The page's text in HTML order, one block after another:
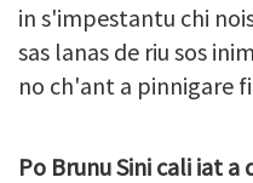
in s'impestantu chi
sas lanas de riu sos
no ch'ant a pinnigare
Po Brunu Sini cali iat